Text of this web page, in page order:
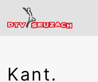
Inhalt
Kant.